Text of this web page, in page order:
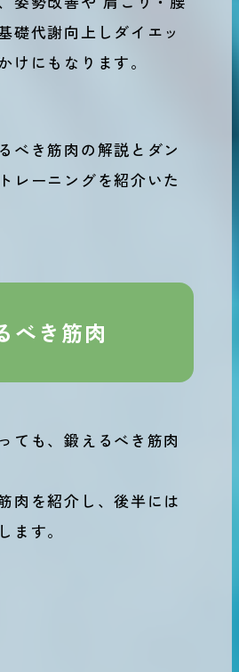
礎代謝向上しダイエッ
けにもなります。
べき筋肉の解説とダン
レーニングを紹介いた
べき筋肉
ても、鍛えるべき筋肉
肉を紹介し、後半には
ます。